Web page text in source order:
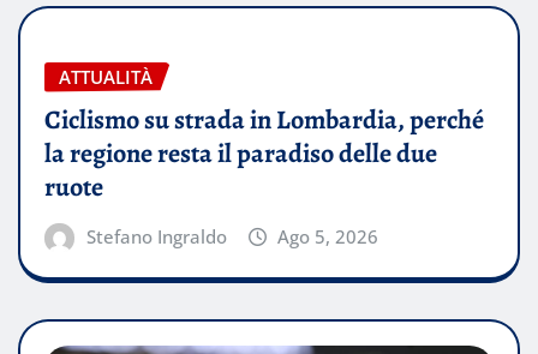
ATTUALITÀ
Ciclismo su strada in Lombardia, perché
la regione resta il paradiso delle due
ruote
Stefano Ingraldo Ago 5, 2026